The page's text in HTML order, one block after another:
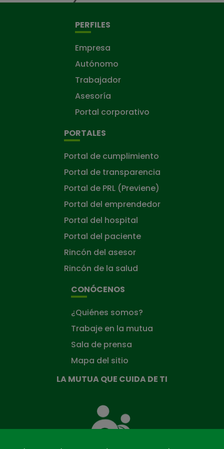
PERFILES
Empresa
Autónomo
Trabajador
Asesoría
Portal corporativo
PORTALES
Portal de cumplimiento
Portal de transparencia
Portal de PRL (Previene)
Portal del emprendedor
Portal del hospital
Portal del paciente
Rincón del asesor
Rincón de la salud
CONÓCENOS
¿Quiénes somos?
Trabaje en la mutua
Sala de prensa
Mapa del sitio
LA MUTUA QUE CUIDA DE TI
Mutua
que